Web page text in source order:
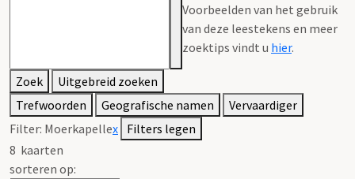
Voorbeelden van het gebruik
van deze leestekens en meer
zoektips vindt u hier.
Zoek
Uitgebreid zoeken
Trefwoorden
Geografische namen
Vervaardiger
Filter: Moerkapellex Filters legen
8 kaarten
sorteren op: